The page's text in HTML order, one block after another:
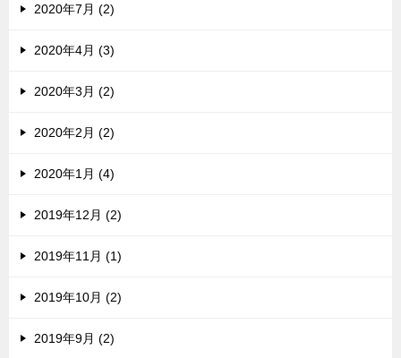
2020年7月 (2)
2020年4月 (3)
2020年3月 (2)
2020年2月 (2)
2020年1月 (4)
2019年12月 (2)
2019年11月 (1)
2019年10月 (2)
2019年9月 (2)